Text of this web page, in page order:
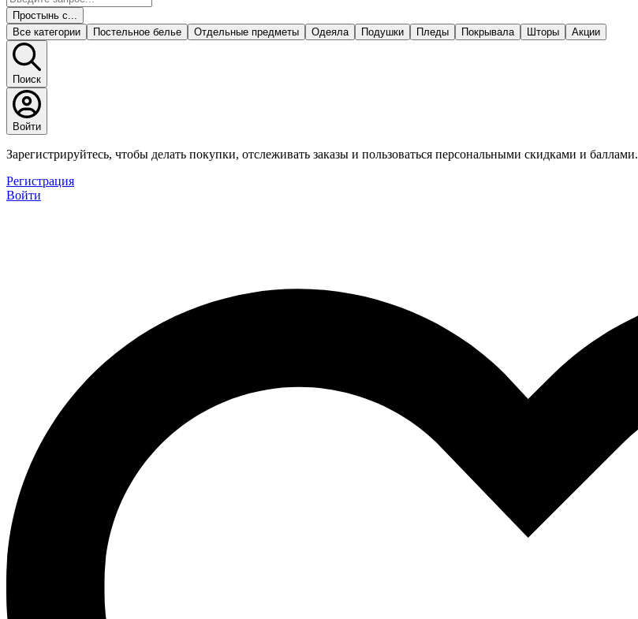
Простынь с...
Все категории
Постельное белье Отдельные предметы Одеяла Подушки Пледы Покрывала Шторы Акции
Поиск
Войти
Зарегистрируйтесь, чтобы делать покупки, отслеживать заказы и пользоваться персональными скидками и баллами.
Регистрация
Войти